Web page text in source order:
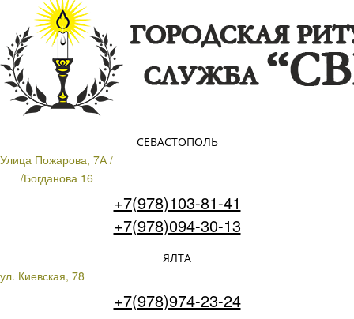
СЕВАСТОПОЛЬ
Улица Пожарова, 7А /
/Богданова 16
+7(978)103-81-41
+7(978)094-30-13
ЯЛТА
ул. Киевская, 78
+7(978)974-23-24